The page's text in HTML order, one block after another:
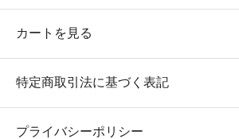
カートを見る
特定商取引法に基づく表記
プライバシーポリシー